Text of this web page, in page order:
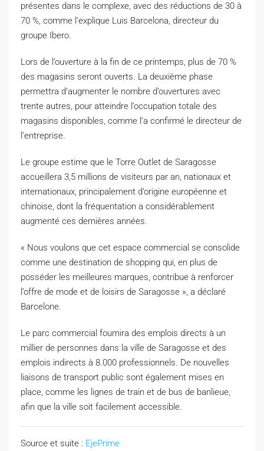
présentes dans le complexe, avec des réductions de 30 à
70 %, comme l’explique Luis Barcelona, directeur du
groupe Ibero.
Lors de l’ouverture à la fin de ce printemps, plus de 70 %
des magasins seront ouverts. La deuxième phase
permettra d’augmenter le nombre d’ouvertures avec
trente autres, pour atteindre l’occupation totale des
magasins disponibles, comme l’a confirmé le directeur de
l’entreprise.
Le groupe estime que le Torre Outlet de Saragosse
accueillera 3,5 millions de visiteurs par an, nationaux et
internationaux, principalement d’origine européenne et
chinoise, dont la fréquentation a considérablement
augmenté ces dernières années.
« Nous voulons que cet espace commercial se consolide
comme une destination de shopping qui, en plus de
posséder les meilleures marques, contribue à renforcer
l’offre de mode et de loisirs de Saragosse », a déclaré
Barcelone.
Le parc commercial fournira des emplois directs à un
millier de personnes dans la ville de Saragosse et des
emplois indirects à 8.000 professionnels. De nouvelles
liaisons de transport public sont également mises en
place, comme les lignes de train et de bus de banlieue,
afin que la ville soit facilement accessible.
Source et suite : EjePrime